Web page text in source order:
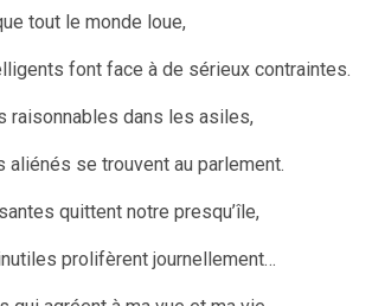
tout le monde loue,
font face à de sérieux contraintes.
raisonnables dans les asiles,
aliénés se trouvent au parlement.
quittent notre presqu’île,
prolifèrent journellement…